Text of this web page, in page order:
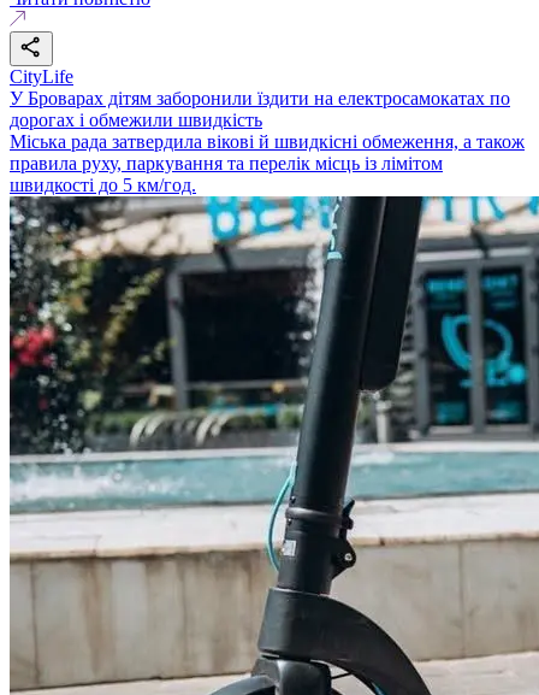
CityLife
У Броварах дітям заборонили їздити на електросамокатах по
дорогах і обмежили швидкість
Міська рада затвердила вікові й швидкісні обмеження, а також
правила руху, паркування та перелік місць із лімітом
швидкості до 5 км/год.